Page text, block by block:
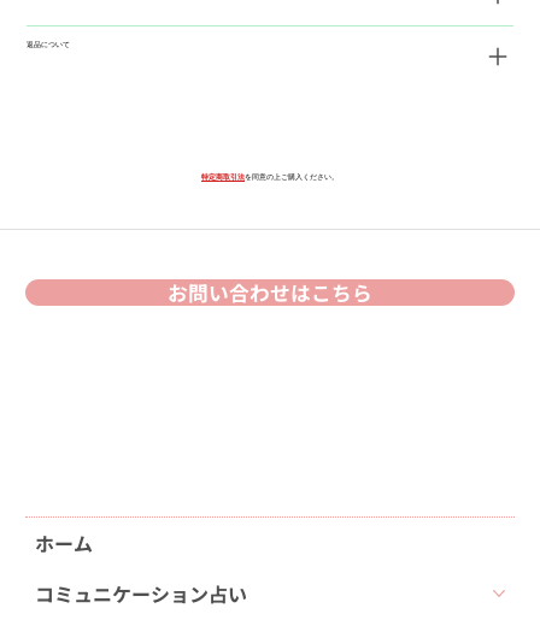
返品について
特定商取引法を同意の上ご購入ください。
ホーム
コミュニケーション占い
お問い合わせはこちら